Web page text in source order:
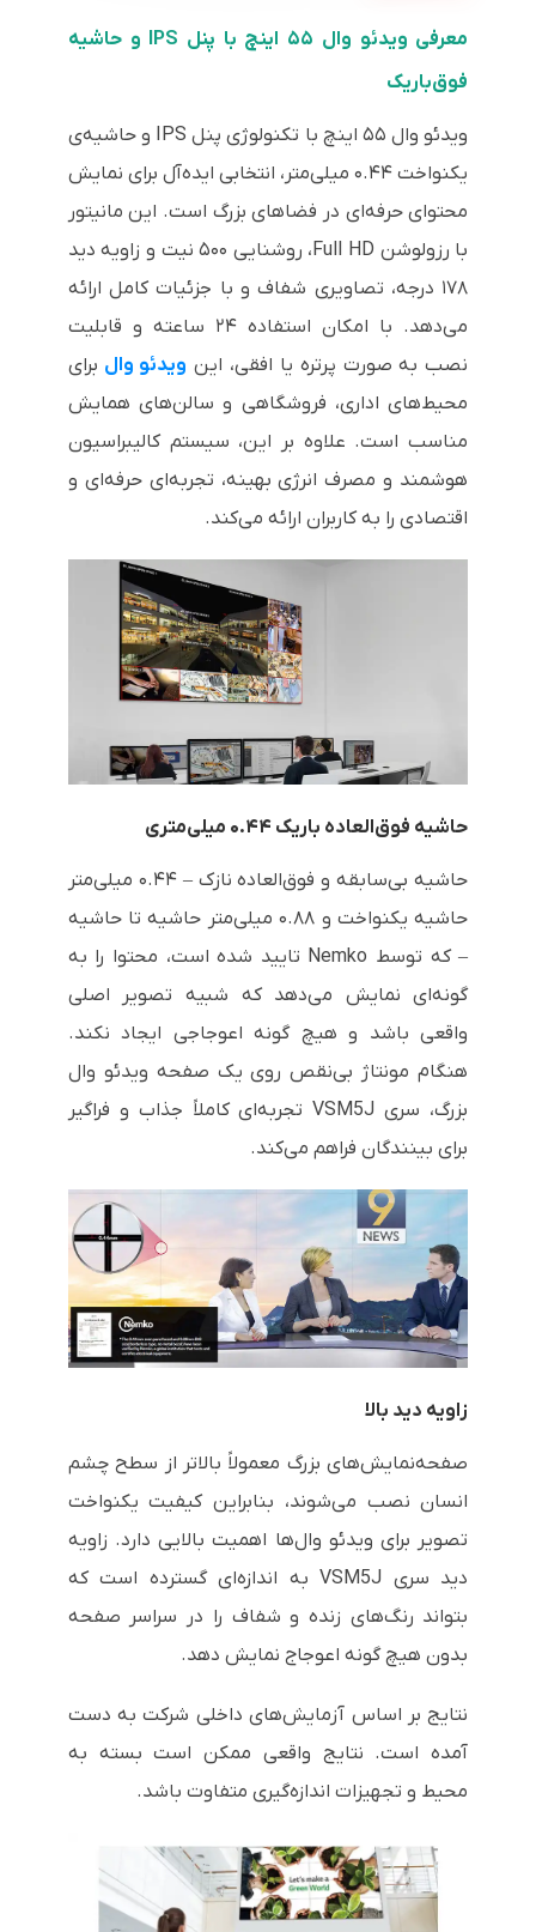
معرفی ویدئو وال ۵۵ اینچ با پنل IPS و حاشیه
فوق‌باریک
ویدئو وال ۵۵ اینچ با تکنولوژی پنل IPS و حاشیه‌ی
یکنواخت ۰.۴۴ میلی‌متر، انتخابی ایده‌آل برای نمایش
محتوای حرفه‌ای در فضاهای بزرگ است. این مانیتور
با رزولوشن Full HD، روشنایی ۵۰۰ نیت و زاویه دید
۱۷۸ درجه، تصاویری شفاف و با جزئیات کامل ارائه
می‌دهد. با امکان استفاده ۲۴ ساعته و قابلیت
نصب به صورت پرتره یا افقی، این ویدئو وال برای
محیط‌های اداری، فروشگاهی و سالن‌های همایش
مناسب است. علاوه بر این، سیستم کالیبراسیون
هوشمند و مصرف انرژی بهینه، تجربه‌ای حرفه‌ای و
اقتصادی را به کاربران ارائه می‌کند.
حاشیه فوق‌العاده باریک ۰.۴۴ میلی‌متری
حاشیه بی‌سابقه و فوق‌العاده نازک – ۰.۴۴ میلی‌متر
حاشیه یکنواخت و ۰.۸۸ میلی‌متر حاشیه تا حاشیه
– که توسط Nemko تایید شده است، محتوا را به
گونه‌ای نمایش می‌دهد که شبیه تصویر اصلی
واقعی باشد و هیچ گونه اعوجاجی ایجاد نکند.
هنگام مونتاژ بی‌نقص روی یک صفحه ویدئو وال
بزرگ، سری VSM5J تجربه‌ای کاملاً جذاب و فراگیر
برای بینندگان فراهم می‌کند.
زاویه دید بالا
صفحه‌نمایش‌های بزرگ معمولاً بالاتر از سطح چشم
انسان نصب می‌شوند، بنابراین کیفیت یکنواخت
تصویر برای ویدئو وال‌ها اهمیت بالایی دارد. زاویه
دید سری VSM5J به اندازه‌ای گسترده است که
بتواند رنگ‌های زنده و شفاف را در سراسر صفحه
بدون هیچ گونه اعوجاج نمایش دهد.
نتایج بر اساس آزمایش‌های داخلی شرکت به دست
آمده است. نتایج واقعی ممکن است بسته به
محیط و تجهیزات اندازه‌گیری متفاوت باشد.